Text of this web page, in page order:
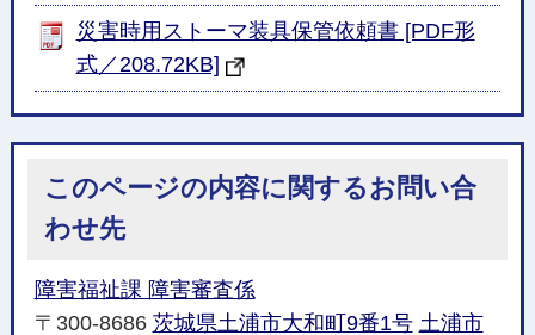
災害時用ストーマ装具保管依頼書 [PDF形
式／208.72KB]
このページの内容に関するお問い合
わせ先
障害福祉課 障害審査係
〒300-8686 茨城県土浦市大和町9番1号 土浦市